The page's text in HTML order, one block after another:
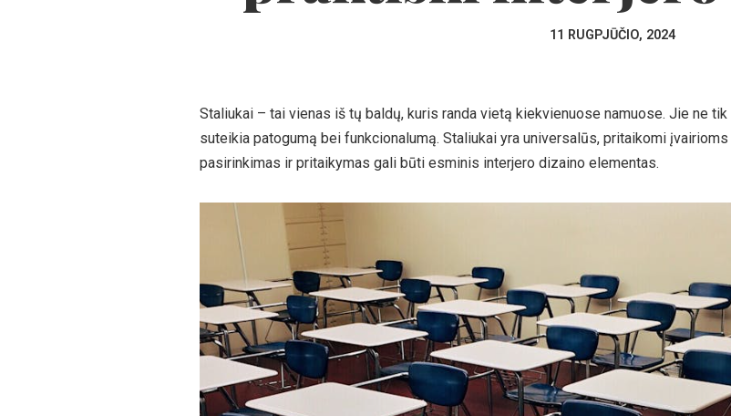
11 RUGPJŪČIO, 2024
Staliukai – tai vienas iš tų baldų, kuris randa vietą kiekvienuose namuose. Jie ne
suteikia patogumą bei funkcionalumą. Staliukai yra universalūs, pritaikomi
pasirinkimas ir pritaikymas gali būti esminis interjero dizaino elementas.